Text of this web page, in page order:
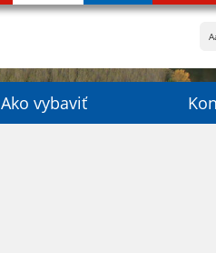
Ako vybaviť